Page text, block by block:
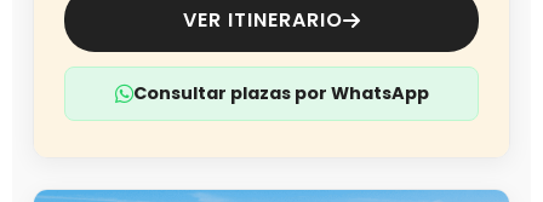
VER ITINERARIO
Consultar plazas por WhatsApp